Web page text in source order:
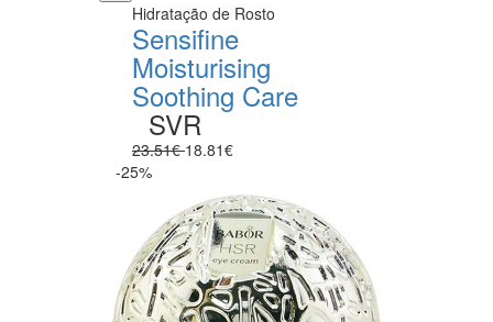
Hidratação de Rosto
Sensifine
Moisturising
Soothing Care
SVR
23.51€18.81€
-25%